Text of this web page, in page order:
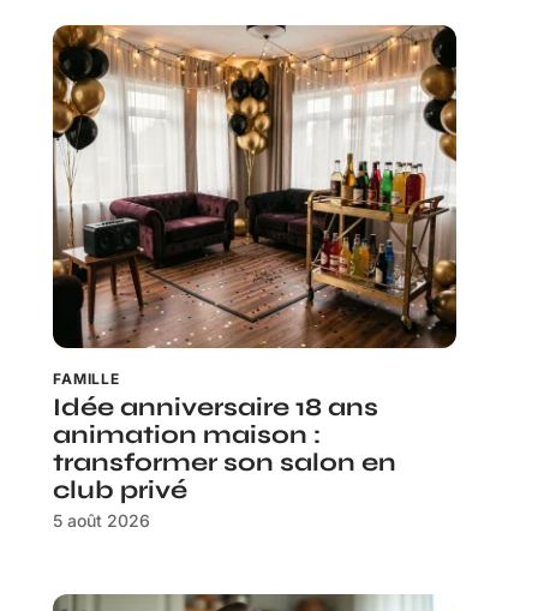
FAMILLE
Idée anniversaire 18 ans
animation maison :
transformer son salon en
club privé
5 août 2026